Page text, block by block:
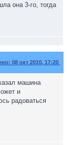
она 3-го, тогда
08 окт 2010, 17:20
машина
и
радоваться